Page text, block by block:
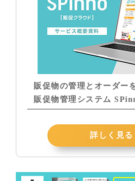
販促物の管理とオーダー
販促物管理システム
詳しく見る